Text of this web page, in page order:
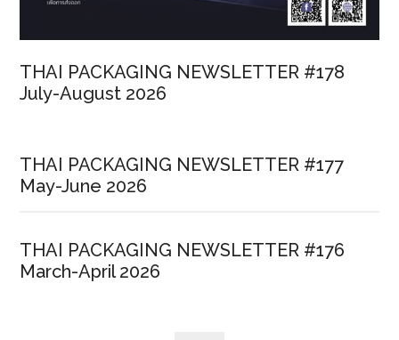
THAI PACKAGING NEWSLETTER #178
July-August 2026
THAI PACKAGING NEWSLETTER #177
May-June 2026
THAI PACKAGING NEWSLETTER #176
March-April 2026